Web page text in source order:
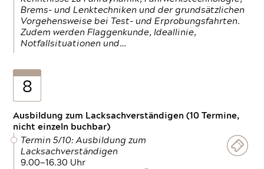
Brems- und Lenktechniken und der grundsätzlichen
Vorgehensweise bei Test- und Erprobungsfahrten.
Zudem werden Flaggenkunde, Ideallinie,
Notfallsituationen und…
8
Ausbildung zum Lacksachverständigen (10 Termine,
nicht einzeln buchbar)
Termin 5/10: Ausbildung zum
Lacksachverständigen
9.00—16.30 Uhr